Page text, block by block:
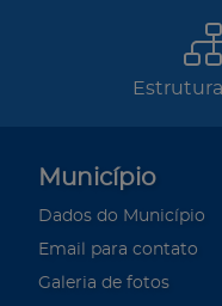
Município
Dados do Município
Email para contato
Galeria de fotos